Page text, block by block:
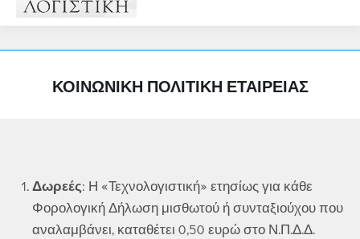
ΚΟΙΝΩΝΙΚΉ ΠΟΛΙΤΙΚΉ ΕΤΑΙΡΕΊΑΣ
Δωρεές: Η «Τεχνολογιστική» ετησίως για κάθε
Φορολογική Δήλωση μισθωτού ή συνταξιούχου που
αναλαμβάνει, καταθέτει 0,50 ευρώ στο Ν.Π.Δ.Δ.